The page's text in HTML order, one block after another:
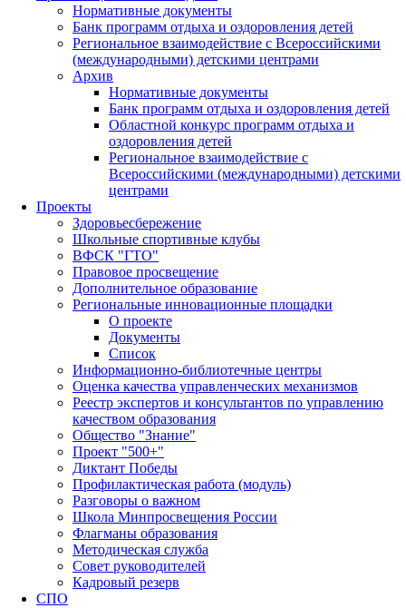
Нормативные документы
Банк программ отдыха и оздоровления детей
Региональное взаимодействие с Всероссийскими
(международными) детскими центрами
Архив
Нормативные документы
Банк программ отдыха и оздоровления детей
Областной конкурс программ отдыха и
оздоровления детей
Региональное взаимодействие с
Всероссийскими (международными) детскими
центрами
Проекты
Здоровьесбережение
Школьные спортивные клубы
ВФСК "ГТО"
Правовое просвещение
Дополнительное образование
Региональные инновационные площадки
О проекте
Документы
Список
Информационно-библиотечные центры
Оценка качества управленческих механизмов
Реестр экспертов и консультантов по управлению
качеством образования
Общество "Знание"
Проект "500+"
Диктант Победы
Профилактическая работа (модуль)
Разговоры о важном
Школа Минпросвещения России
Флагманы образования
Методическая служба
Совет руководителей
Кадровый резерв
СПО